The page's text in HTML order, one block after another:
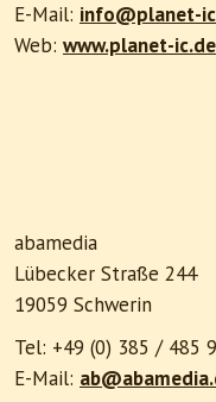
E-Mail: info@planet-
Web: www.planet-ic.de
abamedia
Lübecker Straße 244
19059 Schwerin
Tel: +49 (0) 385 / 485
E-Mail: